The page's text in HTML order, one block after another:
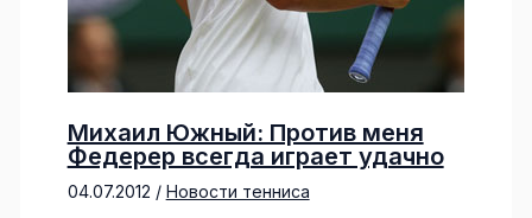
Михаил Южный: Против меня
Федерер всегда играет удачно
04.07.2012 / Новости тенниса